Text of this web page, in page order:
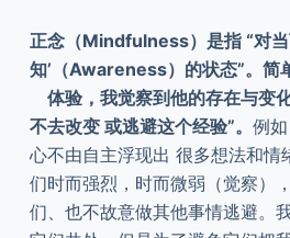
正念（Mindfulness）是指 “对当
知’（Awareness）的状态”。简
体验，我觉察到他的存在与变
不去改变 或逃避这个经验”。 例
心不由自主浮现出 很多想法和情
们时而强烈，时而微弱（觉察）
们、也不故意做其他事情逃避。